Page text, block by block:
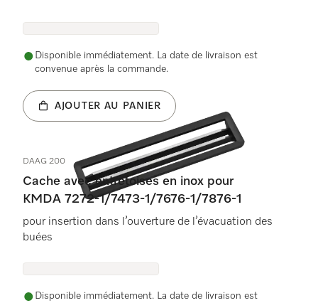
Disponible immédiatement. La date de livraison est
convenue après la commande.
AJOUTER AU PANIER
DAAG 200
Cache avec entretoises en inox pour
KMDA 7272-1/7473-1/7676-1/7876-1
pour insertion dans l’ouverture de l’évacuation des
buées
Disponible immédiatement. La date de livraison est